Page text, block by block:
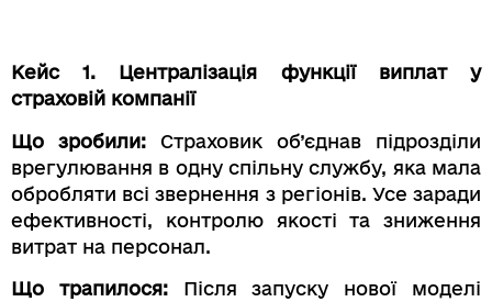
Кейс 1. Централізація функції виплат у
страховій компанії
Що зробили: Страховик об’єднав підрозділи
врегулювання в одну спільну службу, яка мала
обробляти всі звернення з регіонів. Усе заради
ефективності, контролю якості та зниження
витрат на персонал.
Що трапилося:Після запуску нової моделі